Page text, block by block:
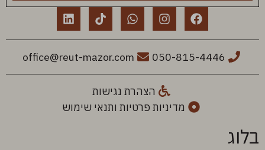
בלוג
office@reut-mazor.com
הצהרת נגישות
מדיניות פרטיות ותנאי שימוש